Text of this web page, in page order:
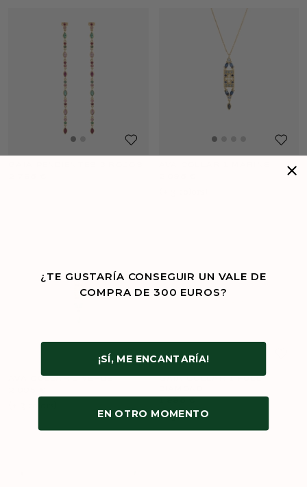
(+3 colors)
¿TE GUSTARÍA CONSEGUIR UN VALE DE
COMPRA DE 300 EUROS?
¡SÍ, ME ENCANTARÍA!
EN OTRO MOMENTO